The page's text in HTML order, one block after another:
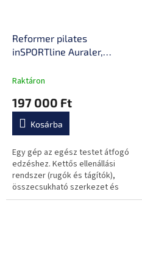
Reformer pilates
inSPORTline Auraler,
rendszer, összecsukható
könnyű kezeléshez
Raktáron
197 000 Ft
Kosárba
Egy gép az egész testet átfogó
edzéshez. Kettős ellenállási
rendszer (rugók és tágítók),
összecsukható szerkezet és
masszív acélváz.